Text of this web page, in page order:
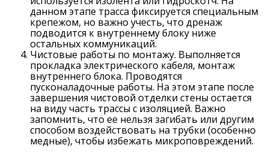
данном этапе трасса фиксируется специальным
крепежом, но важно учесть, что дренаж
подводится к внутреннему блоку ниже
остальных коммуникаций.
Чистовые работы по монтажу. Выполняется
прокладка электрического кабеля, монтаж
внутреннего блока. Проводятся
пусконаладочные работы. На этом этапе после
завершения чистовой отделки стены остается
на виду часть трассы с изоляцией. Важно
запомнить, что ее нельзя загибать или другим
способом воздействовать на трубки (особенно
медные), чтобы избежать микроповреждений.